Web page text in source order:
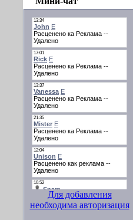
Для добавления
необходима авторизация